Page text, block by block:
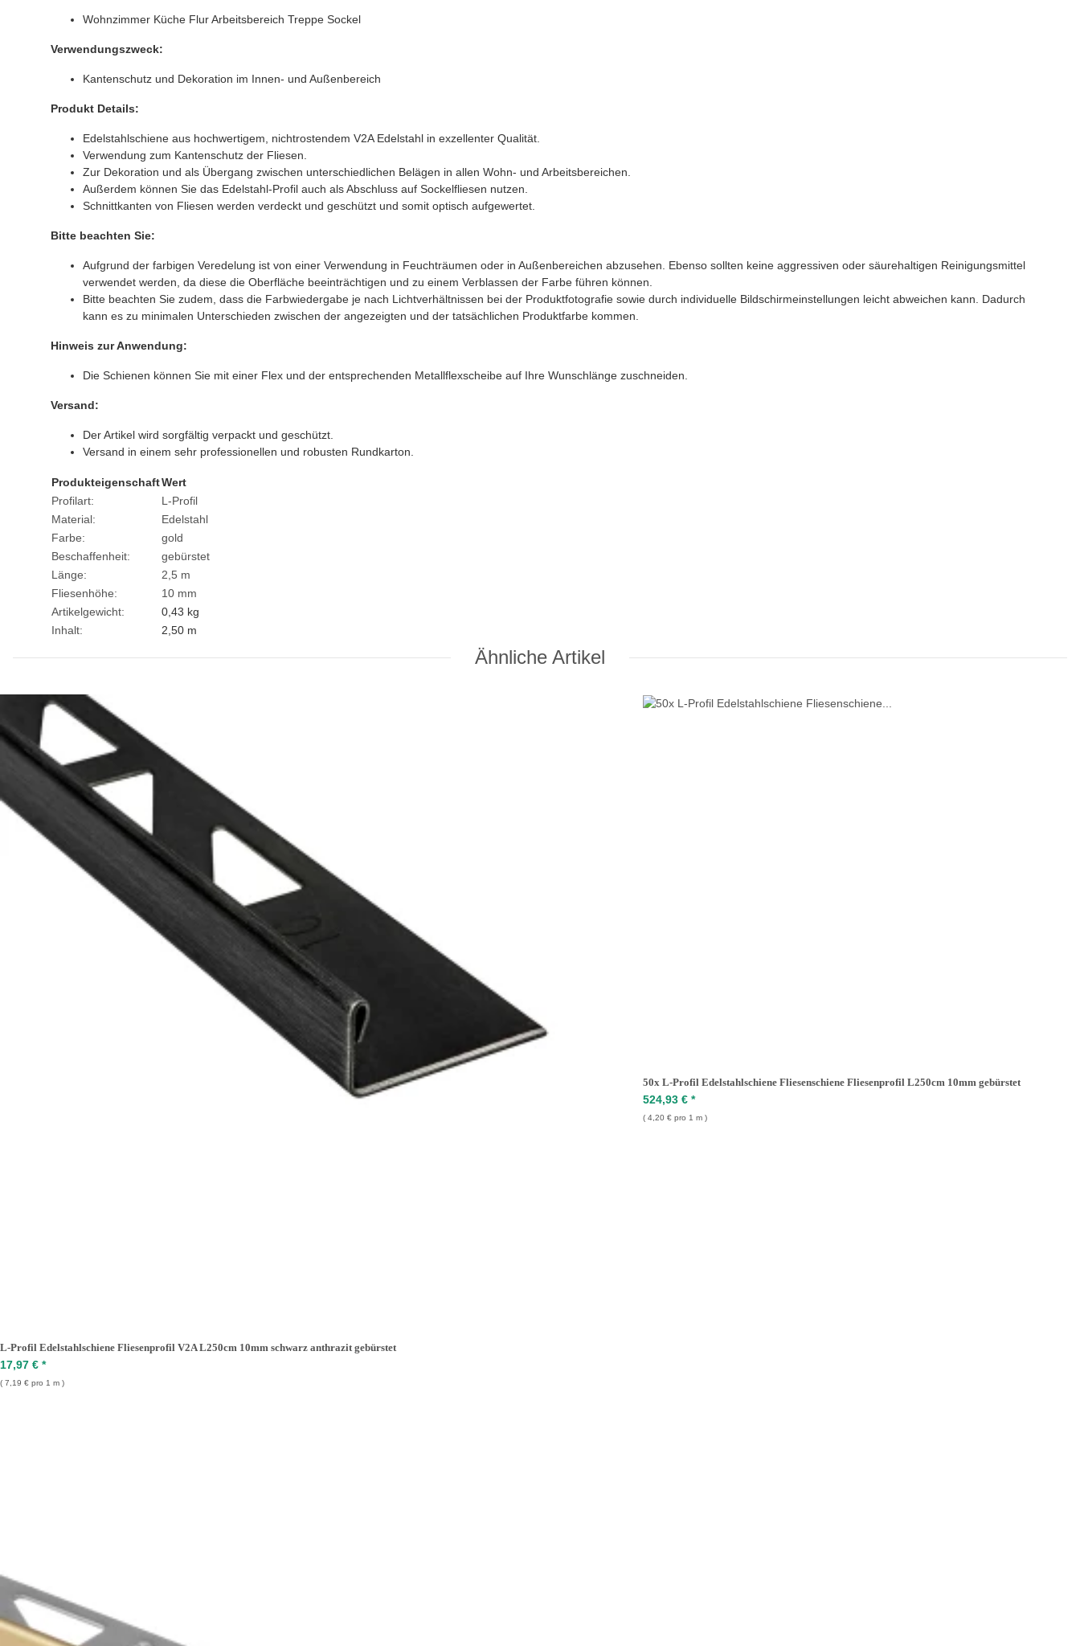
Wohnzimmer Küche Flur Arbeitsbereich Treppe Sockel
Verwendungszweck:
Kantenschutz und Dekoration im Innen- und Außenbereich
Produkt Details:
Edelstahlschiene aus hochwertigem, nichtrostendem V2A Edelstahl in exzellenter Qualität.
Verwendung zum Kantenschutz der Fliesen.
Zur Dekoration und als Übergang zwischen unterschiedlichen Belägen in allen Wohn- und Arbeitsbereichen.
Außerdem können Sie das Edelstahl-Profil auch als Abschluss auf Sockelfliesen nutzen.
Schnittkanten von Fliesen werden verdeckt und geschützt und somit optisch aufgewertet.
Bitte beachten Sie:
Aufgrund der farbigen Veredelung ist von einer Verwendung in Feuchträumen oder in Außenbereichen abzusehen. Ebenso sollten keine aggressiven oder säurehaltigen Reinigungsmittel
verwendet werden, da diese die Oberfläche beeinträchtigen und zu einem Verblassen der Farbe führen können.
Bitte beachten Sie zudem, dass die Farbwiedergabe je nach Lichtverhältnissen bei der Produktfotografie sowie durch individuelle Bildschirmeinstellungen leicht abweichen kann. Dadurch
kann es zu minimalen Unterschieden zwischen der angezeigten und der tatsächlichen Produktfarbe kommen.
Hinweis zur Anwendung:
Die Schienen können Sie mit einer Flex und der entsprechenden Metallflexscheibe auf Ihre Wunschlänge zuschneiden.
Versand:
Der Artikel wird sorgfältig verpackt und geschützt.
Versand in einem sehr professionellen und robusten Rundkarton.
ProdukteigenschaftWert
Profilart:
L-Profil
Material:
Edelstahl
Farbe:
gold
Beschaffenheit:
gebürstet
Länge:
2,5 m
Fliesenhöhe:
10 mm
Artikelgewicht:
0,43 kg
Inhalt:
2,50 m
Ähnliche Artikel
L-Profil Edelstahlschiene Fliesenprofil V2A L250cm 10mm schwarz anthrazit gebürstet
17,97 € *
7,19 € pro 1 m
50x L-Profil Edelstahlschiene Fliesenschiene Fliesenprofil L250cm 10mm gebürstet
524,93 € *
4,20 € pro 1 m